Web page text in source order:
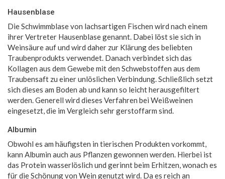
Hausenblase
Die Schwimmblase von lachsartigen Fischen wird nach einem
ihrer Vertreter Hausenblase genannt. Dabei löst sie sich in
Weinsäure auf und wird daher zur Klärung des beliebten
Traubenprodukts verwendet. Danach verbindet sich das
Kollagen aus dem Gewebe mit den Schwebstoffen aus dem
Traubensaft zu einer unlöslichen Verbindung. Schließlich setzt
sich dieses am Boden ab und kann so leicht herausgefiltert
werden. Generell wird dieses Verfahren bei Weißweinen
eingesetzt, die im Vergleich sehr gerstoffarm sind.
Albumin
Obwohl es am häufigsten in tierischen Produkten vorkommt,
kann Albumin auch aus Pflanzen gewonnen werden. Hierbei ist
das Protein wasserlöslich und gerinnt beim Erhitzen, wonach es
für die Schönung von Wein genutzt wird. Da es reich an